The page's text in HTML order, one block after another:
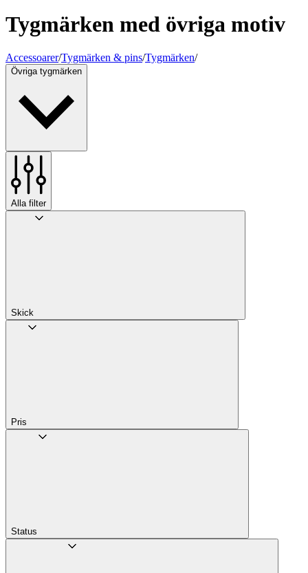
Tygmärken med övriga motiv
Accessoarer/Tygmärken & pins/Tygmärken/
Övriga tygmärken
Alla filter
Skick
Pris
Status